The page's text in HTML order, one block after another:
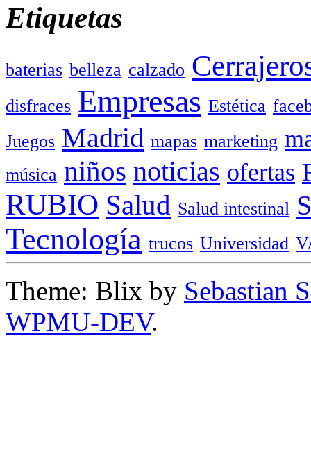
Etiquetas
baterias belleza calzado
disfraces Empresas Estética
Juegos Madrid mapas marketing
música niños noticias ofertas
RUBIO Salud Salud intestinal
Tecnología trucos Universidad
Theme: Blix by Sebastian
WPMU-DEV.